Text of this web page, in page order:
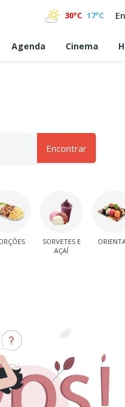
30ºC 17ºC
Agenda Cinema
Encontrar
SORVETES E
AÇAÍ